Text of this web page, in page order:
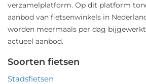
verzamelplatform. Op dit platform
aanbod van fietsenwinkels in
worden meermaals per dag
actueel aanbod.
Soorten fietsen
Stadsfietsen